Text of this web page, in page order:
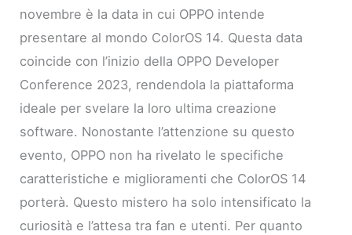
novembre è la data in cui OPPO intende
presentare al mondo ColorOS 14. Questa data
coincide con l’inizio della OPPO Developer
Conference 2023, rendendola la piattaforma
ideale per svelare la loro ultima creazione
software. Nonostante l’attenzione su questo
evento, OPPO non ha rivelato le specifiche
caratteristiche e miglioramenti che ColorOS 14
porterà. Questo mistero ha solo intensificato la
curiosità e l’attesa tra fan e utenti. Per quanto